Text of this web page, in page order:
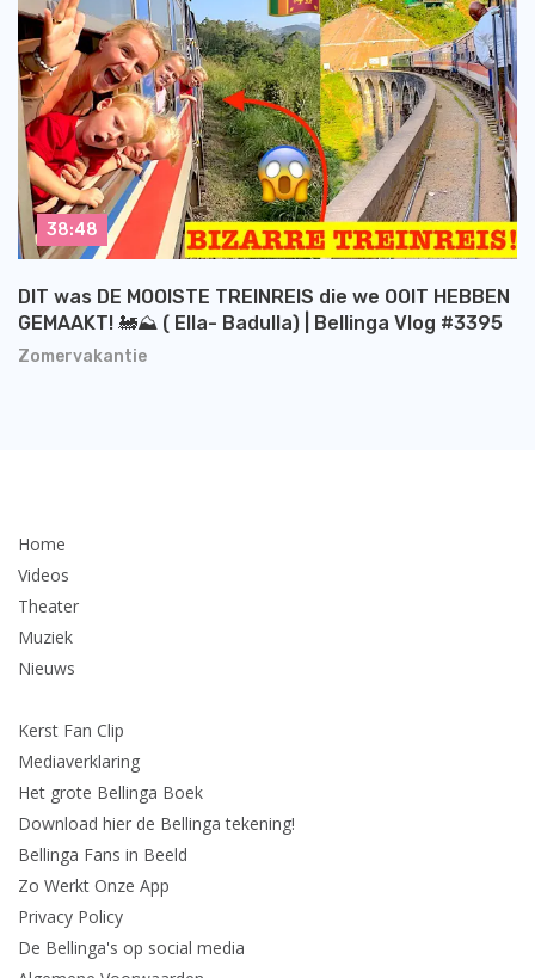
Zomervakantie
DIT was DE MOOISTE TREINREIS die we OOIT HEBBEN
GEMAAKT! 🚂⛰️ ( Ella- Badulla) | Bellinga Vlog #3395
38:48
Home
Videos
Theater
Muziek
Nieuws
Kerst Fan Clip
Mediaverklaring
Het grote Bellinga Boek
Download hier de Bellinga tekening!
Bellinga Fans in Beeld
Zo Werkt Onze App
Privacy Policy
De Bellinga's op social media